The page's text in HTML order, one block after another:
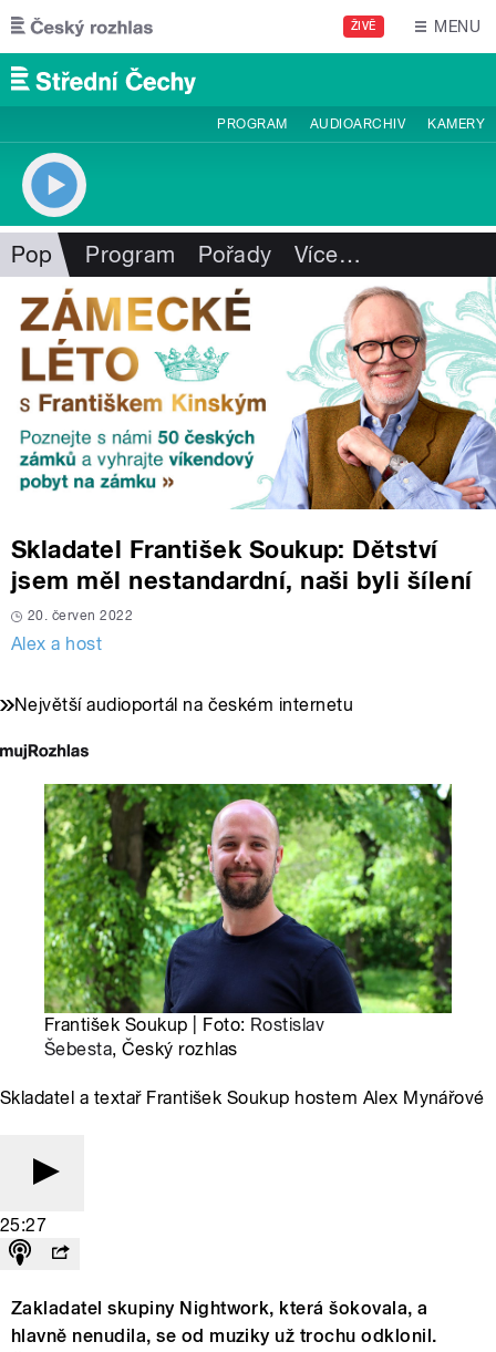
Přejít k hlavnímu obsahu
ŽIVĚ MENU
PROGRAM AUDIOARCHIV KAMERY
Pop Program Pořady Více…
Skladatel František Soukup: Dětství
jsem měl nestandardní, naši byli šílení
20. červen 2022
Alex a host
Největší audioportál na českém internetu
František Soukup | Foto: Rostislav
Šebesta, Český rozhlas
Skladatel a textař František Soukup hostem Alex Mynářové
25:27
Zakladatel skupiny Nightwork, která šokovala, a
hlavně nenudila, se od muziky už trochu odklonil.